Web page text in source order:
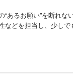
あるお願い”を断れな
などを担当し、少しで